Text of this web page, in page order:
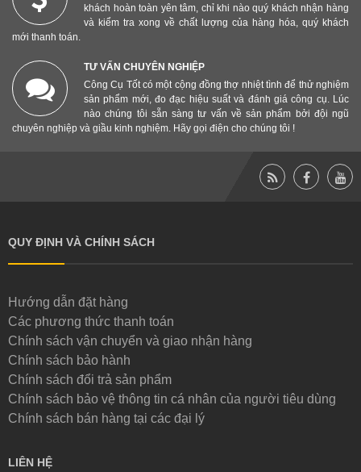
khách hoàn toàn yên tâm, chỉ khi nào quý khách nhận hàng
và kiểm tra xong về chất lượng của hàng hóa, quý khách
mới thanh toán.
TƯ VẤN CHUYÊN NGHIỆP
Công Cụ Tốt có một cộng đồng thợ nhiệt tình để thử nghiệm
sản phẩm mới, đo đạc hiệu suất và đánh giá công cụ. Lúc
nào chúng tôi sẵn sàng tư vấn về sản phẩm bởi đội ngũ
chuyên nghiệp và giầu kinh nghiệm. Hãy gọi điện cho chúng tôi !
QUY ĐỊNH VÀ CHÍNH SÁCH
Hướng dẫn đặt hàng
Các phương thức thanh toán
Chính sách vận chuyển và giao nhận hàng
Chính sách bảo hành
Chính sách đổi trả sản phẩm
Chính sách bảo vệ thông tin cá nhân của người tiêu dùng
Chính sách bán hàng tại các đại lý
LIÊN HỆ